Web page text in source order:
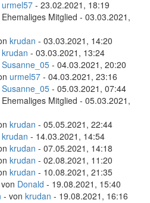
urmel57 - 23.02.2021, 18:19
Mitglied - 03.03.2021,
krudan - 03.03.2021, 14:20
krudan - 03.03.2021, 13:24
Susanne_05 - 04.03.2021, 20:20
urmel57 - 04.03.2021, 23:16
Susanne_05 - 05.03.2021, 07:44
Mitglied - 05.03.2021,
krudan - 05.05.2021, 22:44
krudan - 14.03.2021, 14:54
krudan - 07.05.2021, 14:18
krudan - 02.08.2021, 11:20
krudan - 10.08.2021, 21:35
Donald - 19.08.2021, 15:40
- von krudan - 19.08.2021, 16:16